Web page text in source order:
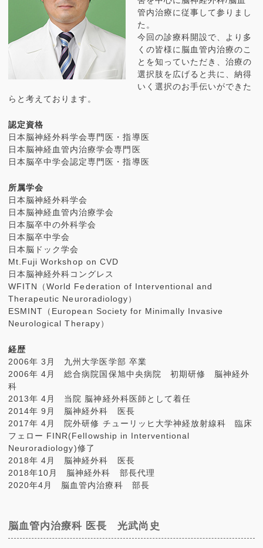
管内治療に従事して参りまし
た。
今回の診療科開設で、より多
くの皆様に脳血管内治療のこ
とを知っていただき、治療の
選択肢を広げると共に、納得
いく選択のお手伝いができた
らと考えております。
認定資格
日本脳神経外科学会専門医・指導医
日本脳神経血管内治療学会専門医
日本脳卒中学会認定専門医・指導医
所属学会
日本脳神経外科学会
日本脳神経血管内治療学会
日本脳卒中の外科学会
日本脳卒中学会
日本脳ドック学会
Mt.Fuji Workshop on CVD
日本脳神経外科コングレス
WFITN（World Federation of Interventional and
Therapeutic Neuroradiology）
ESMINT（European Society for Minimally Invasive
Neurological Therapy）
経歴
2006年 3月 九州大学医学部 卒業
2006年 4月 総合病院国保旭中央病院 初期研修 脳神経外
科
2013年 4月 当院 脳神経外科医師として着任
2014年 9月 脳神経外科 医長
2017年 4月 院外研修 チューリッヒ大学神経放射線科 臨床
フェロー FINR(Fellowship in Interventional
Neuroradiology)修了
2018年 4月 脳神経外科 医長
2018年10月 脳神経外科 部長代理
2020年4月 脳血管内治療科 部長
脳血管内治療科 医長 光武尚史